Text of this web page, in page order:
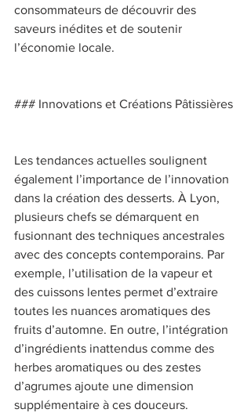
consommateurs de découvrir des
saveurs inédites et de soutenir
l’économie locale.
### Innovations et Créations Pâtissières
Les tendances actuelles soulignent
également l’importance de l’innovation
dans la création des desserts. À Lyon,
plusieurs chefs se démarquent en
fusionnant des techniques ancestrales
avec des concepts contemporains. Par
exemple, l’utilisation de la vapeur et
des cuissons lentes permet d’extraire
toutes les nuances aromatiques des
fruits d’automne. En outre, l’intégration
d’ingrédients inattendus comme des
herbes aromatiques ou des zestes
d’agrumes ajoute une dimension
supplémentaire à ces douceurs.